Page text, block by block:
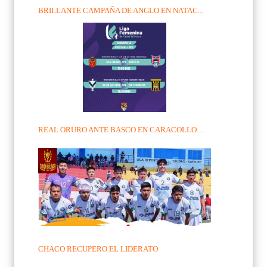
BRILLANTE CAMPAÑA DE ANGLO EN NATAC...
REAL ORURO ANTE BASCO EN CARACOLLO:...
CHACO RECUPERO EL LIDERATO